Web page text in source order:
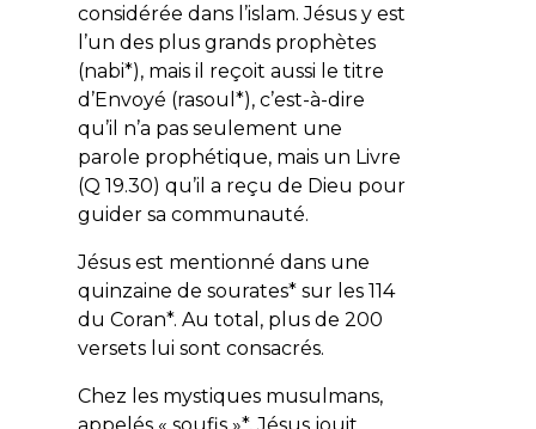
considérée dans l’islam. Jésus y est
l’un des plus grands prophètes
(nabi*), mais il reçoit aussi le titre
d’Envoyé (rasoul *), c’est-à-dire
qu’il n’a pas seulement une
parole prophétique, mais un Livre
(Q 19.30) qu’il a reçu de Dieu pour
guider sa communauté.
Jésus est mentionné dans une
quinzaine de sourates* sur les 114
du Coran*. Au total, plus de 200
versets lui sont consacrés.
Chez les mystiques musulmans,